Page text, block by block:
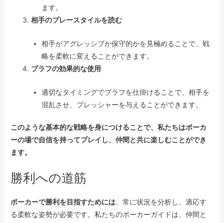
ます。
相手のプレースタイルを読む
相手がアグレッシブか保守的かを見極めることで、戦
略を柔軟に変えることができます。
ブラフの効果的な使用
適切なタイミングでブラフを仕掛けることで、相手を
混乱させ、プレッシャーを与えることができます。
このような基本的な戦略を身につけることで、私たちはポーカ
ーの場で自信を持ってプレイし、仲間と共に楽しむことができ
ます。
勝利への道筋
ポーカーで勝利を目指すためには、常に状況を分析し、適応す
る柔軟な姿勢が必要です。私たちのポーカーガイドは、仲間と